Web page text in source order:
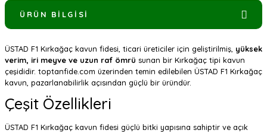
ÜRÜN BILGISI
ÜSTAD F1 Kırkağaç kavun fidesi, ticari üreticiler için geliştirilmiş, yüksek
verim, iri meyve ve uzun raf ömrü sunan bir Kırkağaç tipi kavun
çeşididir. toptanfide.com üzerinden temin edilebilen ÜSTAD F1 Kırkağaç
kavun, pazarlanabilirlik açısından güçlü bir üründür.
Çeşit Özellikleri
ÜSTAD F1 Kırkağaç kavun fidesi güçlü bitki yapısına sahiptir ve açık